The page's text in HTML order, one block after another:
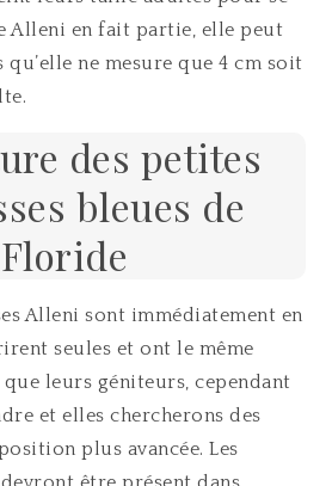
Alleni en fait partie, elle peut
ne mesure que 4 cm soit
des petites
bleues de
Floride
Alleni sont immédiatement en
seules et ont le même
leurs géniteurs, cependant
et elles chercherons des
plus avancée. Les